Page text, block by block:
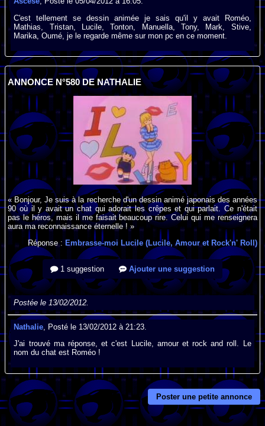
C'est tellement se dessin animée je sais qu'il y avait Roméo,
Mathias, Tristan, Lucile, Tonton, Manuella, Tony, Mark, Stive,
Marika, Oumé, je le regarde même sur mon pc en ce moment.
ANNONCE N°580 DE NATHALIE
« Bonjour, Je suis à la recherche d'un dessin animé japonais des années
90 où il y avait un chat qui adorait les crêpes et qui parlait. Ce n'était
pas le héros, mais il me faisait beaucoup rire. Celui qui me renseignera
aura ma reconnaissance éternelle ! »
Réponse :Embrasse-moi Lucile (Lucile, Amour et Rock'n' Roll)
1 suggestion Ajouter une suggestion
Postée le 13/02/2012.
Nathalie , Posté le 13/02/2012 à 21:23.
J'ai trouvé ma réponse, et c'est Lucile, amour et rock and roll. Le
nom du chat est Roméo !
Poster une petite annonce